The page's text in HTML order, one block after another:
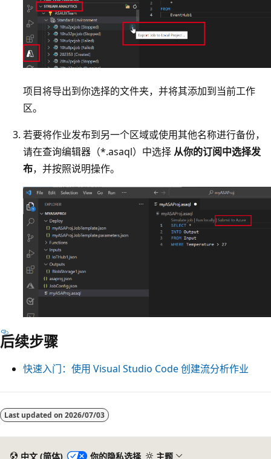
项目将导出到你选择的文件夹，并将其添加到当前工作
区。
若要将作业发布到另一个区域或使用其他名称进行备份，
请在查询编辑器（*.asaql）中选择 从你的订阅中选择发
布，并按照说明操作。
后续步骤
快速入门：使用 Visual Studio Code 创建流分析作业
阅
读Last updated on 2026/07/03
中文 (简体) 你的隐私选择 主题